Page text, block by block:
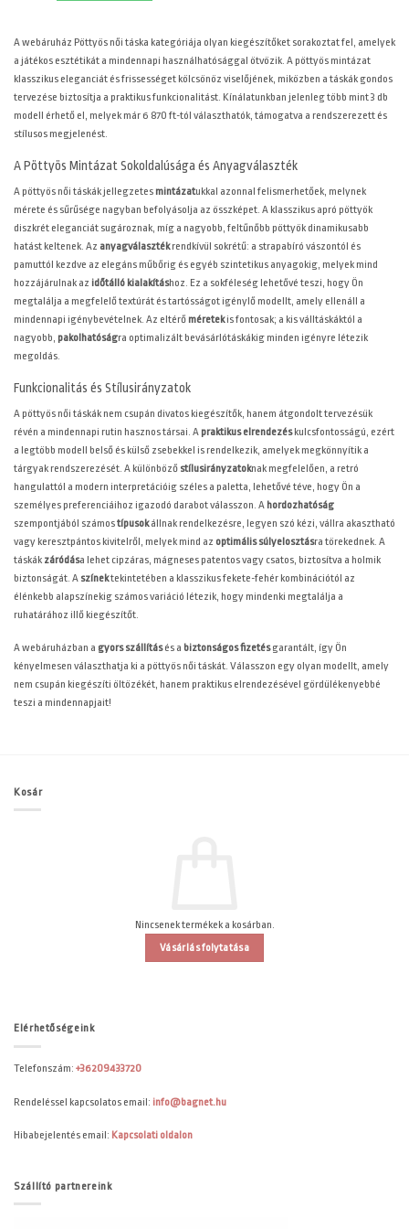
Awebáruház Pöttyös női táska kategóriája olyan kiegészítőket sorakoztat fel, amelyek
a játékos esztétikát a mindennapi használhatósággal ötvözik. A pöttyös mintázat
klasszikus eleganciát és frissességet kölcsönöz viselőjének, miközben a táskák gondos
tervezése biztosítja a praktikus funkcionalitást. Kínálatunkban jelenleg több mint 3 db
modell érhető el, melyek már 6 870 ft-tól választhatók, támogatva a rendszerezett és
stílusos megjelenést.
A Pöttyös Mintázat Sokoldalúsága és Anyagválaszték
A pöttyös női táskák jellegzetes mintázatukkal azonnal felismerhetőek, melynek
mérete és sűrűsége nagyban befolyásolja az összképet. A klasszikus apró pöttyök
diszkrét eleganciát sugároznak, míg a nagyobb, feltűnőbb pöttyök dinamikusabb
hatást keltenek. Az anyagválasztékrendkívül sokrétű: a strapabíró vászontól és
pamuttól kezdve az elegáns műbőrig és egyéb szintetikus anyagokig, melyek mind
hozzájárulnak az időtálló kialakításhoz. Ez a sokféleség lehetővé teszi, hogy Ön
megtalálja a megfelelő textúrát és tartósságot igénylő modellt, amely ellenáll a
mindennapi igénybevételnek. Az eltérő méretekis fontosak; a kis válltáskáktól a
nagyobb, pakolhatóságra optimalizált bevásárlótáskákig minden igényre létezik
megoldás.
Funkcionalitás és Stílusirányzatok
A pöttyös női táskák nem csupán divatos kiegészítők, hanem átgondolt tervezésük
révén a mindennapi rutin hasznos társai. A praktikus elrendezéskulcsfontosságú, ezért
a legtöbb modell belső és külső zsebekkel is rendelkezik, amelyek megkönnyítik a
tárgyak rendszerezését. A különböző stílusirányzatoknak megfelelően, a retró
hangulattól a modern interpretációig széles a paletta, lehetővé téve, hogy Ön a
személyes preferenciáihoz igazodó darabot válasszon. A hordozhatóság
szempontjából számostípusokállnak rendelkezésre, legyen szó kézi, vállra akasztható
vagy keresztpántos kivitelről, melyek mind az optimális súlyelosztásra törekednek. A
táskák záródása lehet cipzáras, mágneses patentos vagy csatos, biztosítva a holmik
biztonságát. A színektekintetében a klasszikus fekete-fehér kombinációtól az
élénkebb alapszínekig számos variáció létezik, hogy mindenki megtalálja a
ruhatárához illő kiegészítőt.
Awebáruházban a gyors szállításés a biztonságos fizetésgarantált, így Ön
kényelmesen választhatja ki a pöttyös női táskát. Válasszon egy olyan modellt, amely
nem csupán kiegészíti öltözékét, hanem praktikus elrendezésével gördülékenyebbé
teszi a mindennapjait!
Kosár
Nincsenek termékek a kosárban.
Vásárlás folytatása
Elérhetőségeink
Telefonszám: +36209433720
Rendeléssel kapcsolatos email: info@bagnet.hu
Hibabejelentés email: Kapcsolati oldalon
Szállító partnereink